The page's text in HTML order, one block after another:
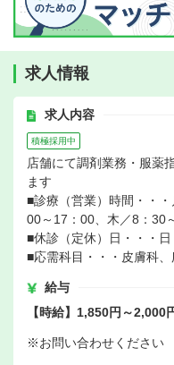
求人情報
求人内容
積極採用中
店舗にて調剤業務・服薬
ます
■診療（営業）時間・・
00～17：00、木／8：30
■休診（定休）日・・・日
■応需科目・・・皮膚科
給与
【時給】1,850円～2,000
※お問い合わせください